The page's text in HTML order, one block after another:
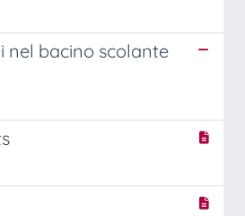
nel bacino scolante